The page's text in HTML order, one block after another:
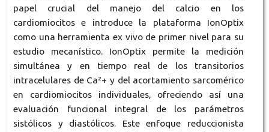
papel crucial del manejo del calcio en los
cardiomiocitos e introduce la plataforma IonOptix
como una herramienta ex vivo de primer nivel para su
estudio mecanístico. IonOptix permite la medición
simultánea y en tiempo real de los transitorios
intracelulares de Ca²+ y del acortamiento sarcomérico
en cardiomiocitos individuales, ofreciendo así una
evaluación funcional integral de los parámetros
sistólicos y diastólicos. Este enfoque reduccionista